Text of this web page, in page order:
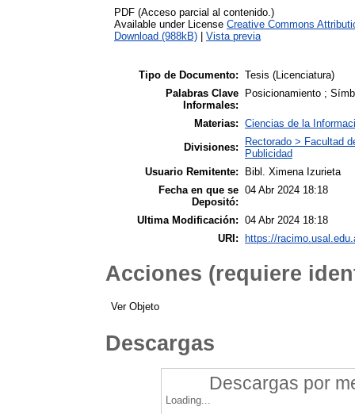
PDF (Acceso parcial al contenido.)
Available under License Creative Commons
Download (988kB)
Vista previa
Tipo de Documento: Tesis (Licenciatura)
Palabras Clave
Informales:
Posicionamiento ;
Materias: Ciencias de la
Divisiones:
Rectorado > Facultad
Publicidad
Usuario Remitente:
Bibl. Ximena Izurieta
Fecha en que se
Depositó:
04 Abr 2024 18:18
Ultima Modificación: 04 Abr 2024 18:18
URI:
https://
Acciones (requiere
Ver Objeto
Descargas
Descargas por
Loading...